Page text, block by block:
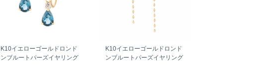
K10イエローゴールドロンド
ンブルートパーズイヤリング
K10イエローゴールドロンド
ンブルートパーズイヤリング